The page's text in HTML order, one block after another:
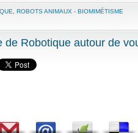
ROBOTS ANIMAUX - BIOMIMÉTISME
de Robotique autour de